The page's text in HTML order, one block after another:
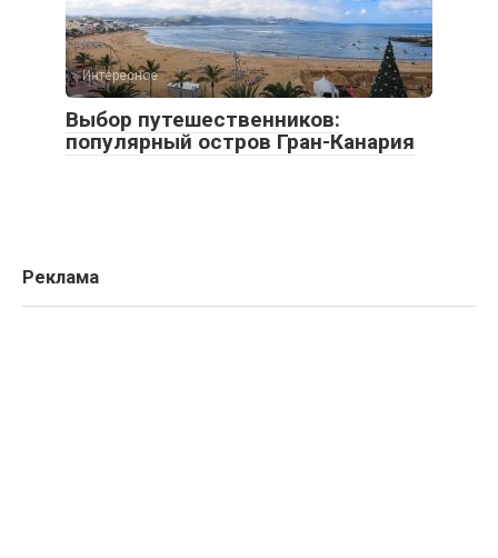
Интересное
Выбор путешественников:
популярный остров Гран-Канария
Реклама